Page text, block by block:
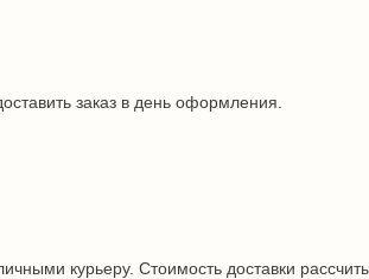
заказ в день оформления.
курьеру. Стоимость доставки